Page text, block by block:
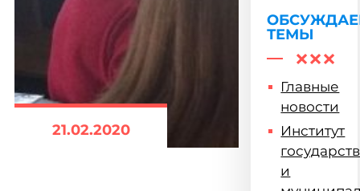
21.02.2020
ТЕМЫ
Главные
новости
Институт
и